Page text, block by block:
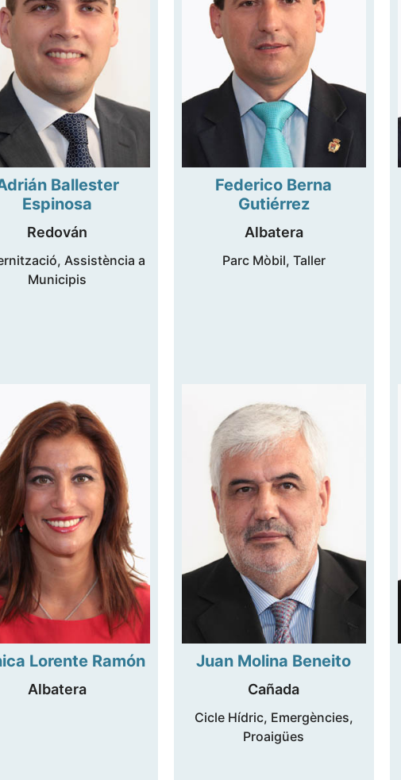
Ballester
Espinosa
Redován
Assistència a
Municipis
Federico Berna
Gutiérrez
Albatera
Parc Mòbil, Taller
Lorente Ramón
Albatera
Juan Molina Beneito
Cañada
Cicle Hídric, Emergències,
Proaigües